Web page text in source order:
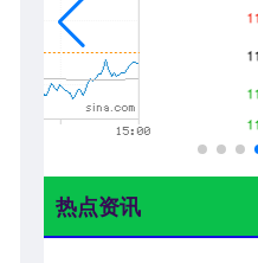
热点资讯